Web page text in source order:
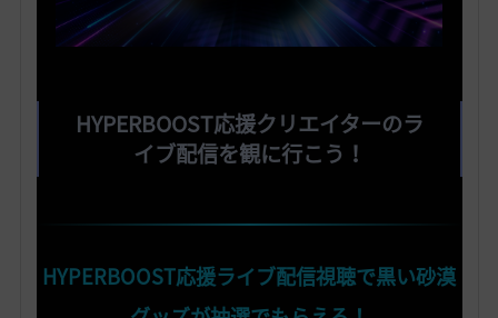
HYPERBOOST応援クリエイターのラ
イブ配信を観に行こう！
HYPERBOOST応援ライブ配信視聴で黒い砂漠